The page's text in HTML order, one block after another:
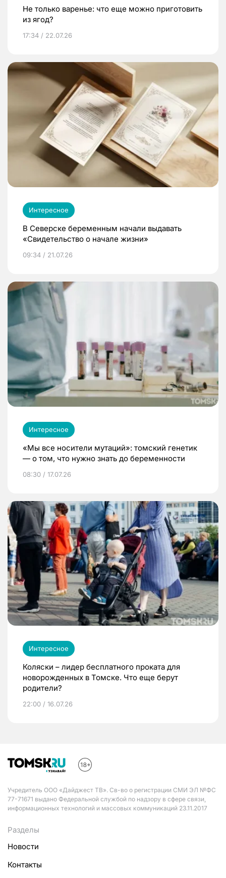
Не только варенье: что еще можно приготовить
из ягод?
17:34 / 22.07.26
Интересное
В Северске беременным начали выдавать
«Свидетельство о начале жизни»
09:34 / 21.07.26
Интересное
«Мы все носители мутаций»: томский генетик
— о том, что нужно знать до беременности
08:30 / 17.07.26
Интересное
Коляски – лидер бесплатного проката для
новорожденных в Томске. Что еще берут
родители?
22:00 / 16.07.26
Учредитель ООО «Дайджест ТВ». Св-во о регистрации СМИ ЭЛ №ФС
77-71671 выдано Федеральной службой по надзору в сфере связи,
информационных технологий и массовых коммуникаций 23.11.2017
Разделы
Новости
Контакты